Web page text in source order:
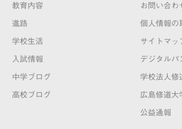
教育内容
進路
学校生活
入試情報
中学ブログ
高校ブログ
お問い合わ
個人情報の
サイトマッ
デジタルパ
学校法人修
広島修道大
公益通報